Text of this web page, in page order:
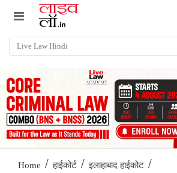
Home / हाईकोर्ट / इलाहाबाद हाईकोट /